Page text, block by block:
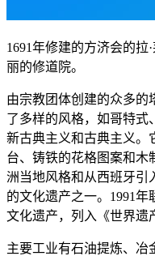
1691年修建的方济会的拉
丽的修道院。
由宗教团体创建的众多的
了多样的风格，如哥特式
新古典主义和古典主义。
台、铸铁的花格图案和木
洲当地风格和从西班牙引
的文化遗产之一。1991
文化遗产，列入《世界遗
主要工业有石油提炼、冶